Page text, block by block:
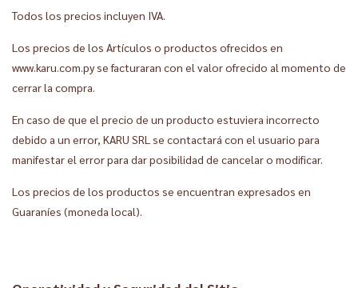
Todos los precios incluyen IVA.
Los precios de los Artículos o productos ofrecidos en
www.karu.com.py se facturaran con el valor ofrecido al momento de
cerrar la compra.
En caso de que el precio de un producto estuviera incorrecto
debido a un error, KARU SRL se contactará con el usuario para
manifestar el error para dar posibilidad de cancelar o modificar.
Los precios de los productos se encuentran expresados en
Guaraníes (moneda local).